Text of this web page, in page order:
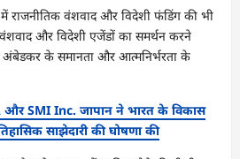
में राजनीतिक वंशवाद और विदेशी फंडिंग की भी
और विदेशी एजेंडों का समर्थन करने
अंबेडकर के समानता और आत्मनिर्भरता के
और SMI Inc. जापान ने भारत के विकास
साझेदारी की घोषणा की